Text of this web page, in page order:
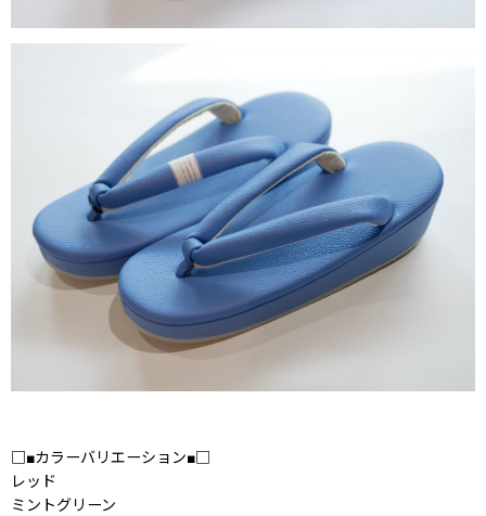
□■カラーバリエーション■□
レッド
ミントグリーン